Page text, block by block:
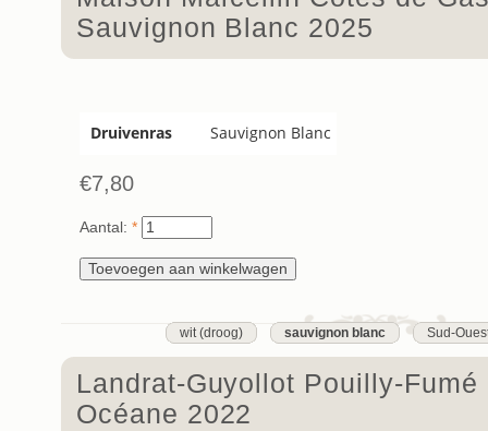
Sauvignon Blanc 2025
Druivenras Sauvignon Blanc
€7,80
Aantal: *
wit (droog) sauvignon blanc Sud-
Landrat-Guyollot Pouilly-Fumé
Océane 2022